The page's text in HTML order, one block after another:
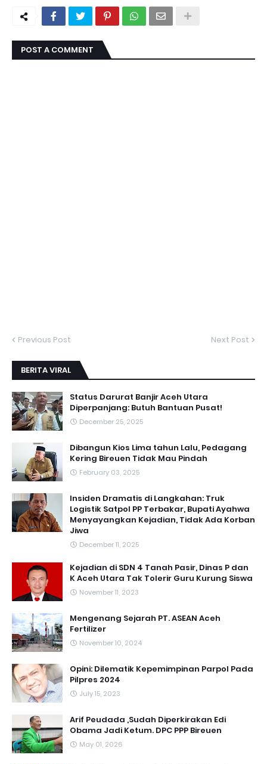
POST A COMMENT
Previous Post Next Post
BERITA VIRAL
Status Darurat Banjir Aceh Utara
Diperpanjang: Butuh Bantuan Pusat!
December 25, 2025
Dibangun Kios Lima tahun Lalu, Pedagang
Kering Bireuen Tidak Mau Pindah
February 03, 2025
Insiden Dramatis di Langkahan: Truk
Logistik Satpol PP Terbakar, Bupati Ayahwa
Menyayangkan Kejadian, Tidak Ada Korban
Jiwa
December 11, 2025
Kejadian di SDN 4 Tanah Pasir, Dinas P dan
K Aceh Utara Tak Tolerir Guru Kurung Siswa
November 11, 2023
Mengenang Sejarah PT. ASEAN Aceh
Fertilizer
November 10, 2024
Opini: Dilematik Kepemimpinan Parpol Pada
Pilpres 2024
July 15, 2023
Arif Peudada ,Sudah Diperkirakan Edi
Obama Jadi Ketum. DPC PPP Bireuen
May 01, 2026